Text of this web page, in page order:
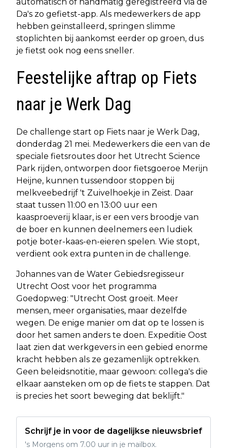
Da's zo gefietst-app. Als medewerkers de app
hebben geïnstalleerd, springen slimme
stoplichten bij aankomst eerder op groen, dus
je fietst ook nog eens sneller.
Feestelijke aftrap op Fiets
naar je Werk Dag
De challenge start op Fiets naar je Werk Dag,
donderdag 21 mei. Medewerkers die een van de
speciale fietsroutes door het Utrecht Science
Park rijden, ontworpen door fietsgoeroe Merijn
Heijne, kunnen tussendoor stoppen bij
melkveebedrijf 't Zuivelhoekje in Zeist. Daar
staat tussen 11:00 en 13:00 uur een
kaasproeverij klaar, is er een vers broodje van
de boer en kunnen deelnemers een ludiek
potje boter-kaas-en-eieren spelen. Wie stopt,
verdient ook extra punten in de challenge.
Johannes van de Water Gebiedsregisseur
Utrecht Oost voor het programma
Goedopweg: "Utrecht Oost groeit. Meer
mensen, meer organisaties, maar dezelfde
wegen. De enige manier om dat op te lossen is
door het samen anders te doen. Expeditie Oost
laat zien dat werkgevers in een gebied enorme
kracht hebben als ze gezamenlijk optrekken.
Geen beleidsnotitie, maar gewoon: collega's die
elkaar aansteken om op de fiets te stappen. Dat
is precies het soort beweging dat beklijft."
Schrijf je in voor de dagelijkse nieuwsbrief
's Morgens om 7.00 uur in je mailbox.